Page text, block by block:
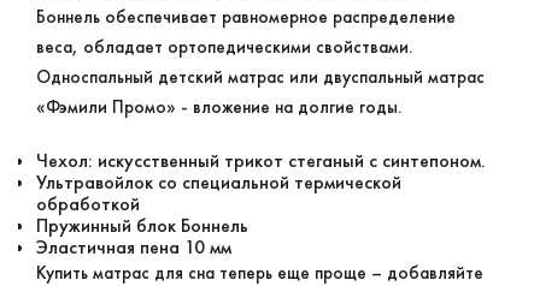
Боннель обеспечивает равномерное распределение
веса, обладает ортопедическими свойствами.
Односпальный детский матрас или двуспальный матрас
«Фэмили Промо» - вложение на долгие годы.
Чехол: искусственный трикот стеганый с синтепоном.
Ультравойлок со специальной термической
обработкой
Пружинный блок Боннель
Эластичная пена 10 мм
Купить матрас для сна теперь еще проще – добавляйте